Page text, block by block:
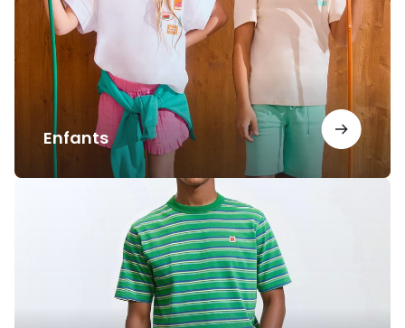
Enfants